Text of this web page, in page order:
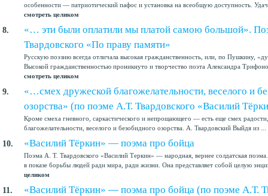
особенности — патриотический пафос и установка на всеобщую доступность.
смотреть целиком
8.
«… эти были оплатили мы платой самою большой».
Твардовского «По праву памяти»
Русскую поэзию всегда отличала высокая гражданственность, или, по Пушкину,
Высокой гражданственностью проникнуто и творчество поэта Александра
смотреть целиком
9.
«…смех дружеской благожелательности, веселого и
озорства» (по поэме А.Т. Твардовского «Василий
Кроме смеха гневного, саркастического и непрощающего — есть еще смех
благожелательности, веселого и безобидного озорства. А. Твардовский Выйдя из ...
10. «Василий Тёркин» — поэма про бойца
Поэма А. Т. Твардовского «Василий Теркин» — народная, вернее солдатская поэма.
в показе борьбы людей ради мира, ради жизни. Она представляет собой целую
целиком
11.
«Василий Тёркин» — поэма про бойца (по поэме А.Т.